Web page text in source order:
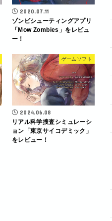
2020.07.11
ゾンビシューティングアプリ
「Mow Zombies」をレビュ
ー！
ゲームソフト
2024.06.08
リアル科学捜査シミュレーシ
ョン「東京サイコデミック」
をレビュー！